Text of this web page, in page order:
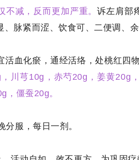
不减，反而更加严重。诉左肩部
脉紧而涩、饮食可、二便调、余
活血化瘀，通经活络，处桃红四
川芎10g，赤芍20g，姜黄20g
，僵蚕20g。
分服，每日一剂。